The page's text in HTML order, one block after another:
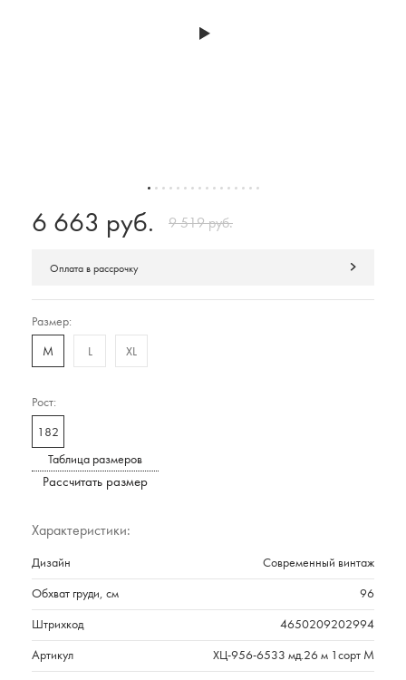
6 663 руб. 9 519 руб.
Оплата в рассрочку
Размер:
M L XL
Рост:
182
Таблица размеров
Рассчитать размер
Характеристики:
Дизайн Современный винтаж
Обхват груди, см 96
Штрихкод 4650209202994
Артикул ХЦ-956-6533 мд.26 м 1сорт M